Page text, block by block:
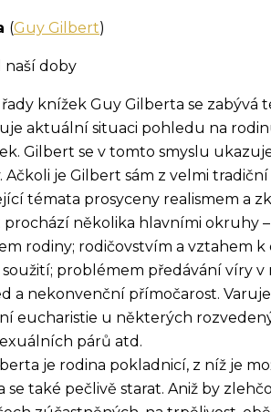
(Guy Gilbert)
naší doby
řady knížek Guy Gilberta se zabývá
aktuální situaci pohledu na
Gilbert se v tomto smyslu
Ačkoli je Gilbert sám z velmi
témata prosyceny realismem a
prochází několika hlavními okruhy
rodiny; rodičovstvím a vztahem
soužití; problémem předávání víry
a nekonvenční přímočarost.
eucharistie u některých
párů atd.
je rodina pokladnicí, z níž je
se také pečlivě starat. Aniž by